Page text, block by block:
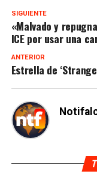
SIGUIENTE
«Malvado y
ICE por usar una
ANTERIOR
Estrella de